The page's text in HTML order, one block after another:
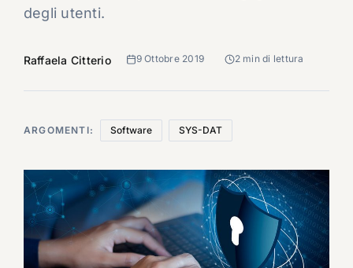
degli utenti.
Raffaela Citterio 9 Ottobre 2019 2 min di lettura
ARGOMENTI: Software SYS-DAT